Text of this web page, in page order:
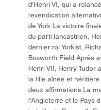
d'Henri VI, qui a
revendication
de York.La victoire
du parti lancastrien,
dernier roi Yorkist,
Bosworth Field.Après
Henri VII, Henry Tudor
la fille aînée et
deux affirmations.La
l'Angleterre et le Pays